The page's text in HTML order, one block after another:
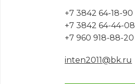
+7 3842 64-18-90
+7 3842 64-44-08
+7 960 918-88-20
inten2011@bk.ru